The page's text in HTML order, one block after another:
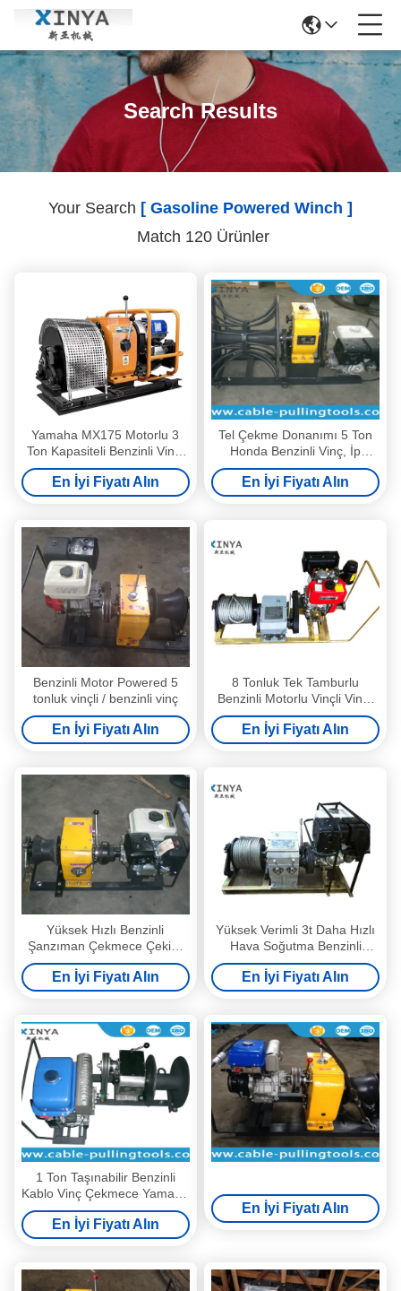
Search Results
Your Search [ Gasoline Powered Winch ]
Match 120 Ürünler
Yamaha MX175 Motorlu 3
Ton Kapasiteli Benzinli Vinç,
Kablo Çekme için Taşınabilir
Çelik Şasi
En İyi Fiyatı Alın
Tel Çekme Donanımı 5 Ton
Honda Benzinli Vinç, İp
Çekme İçin
En İyi Fiyatı Alın
Benzinli Motor Powered 5
tonluk vinçli / benzinli vinç
En İyi Fiyatı Alın
8 Tonluk Tek Tamburlu
Benzinli Motorlu Vinçli Vinçli
Vinçli Vinç
En İyi Fiyatı Alın
Yüksek Hızlı Benzinli
Şanzıman Çekmece Çekişli
Şanzıman
En İyi Fiyatı Alın
Yüksek Verimli 3t Daha Hızlı
Hava Soğutma Benzinli
Motorlu Vinç
En İyi Fiyatı Alın
1 Ton Taşınabilir Benzinli
Kablo Vinç Çekmece Yamaha
Motorlu
En İyi Fiyatı Alın
En İyi Fiyatı Alın